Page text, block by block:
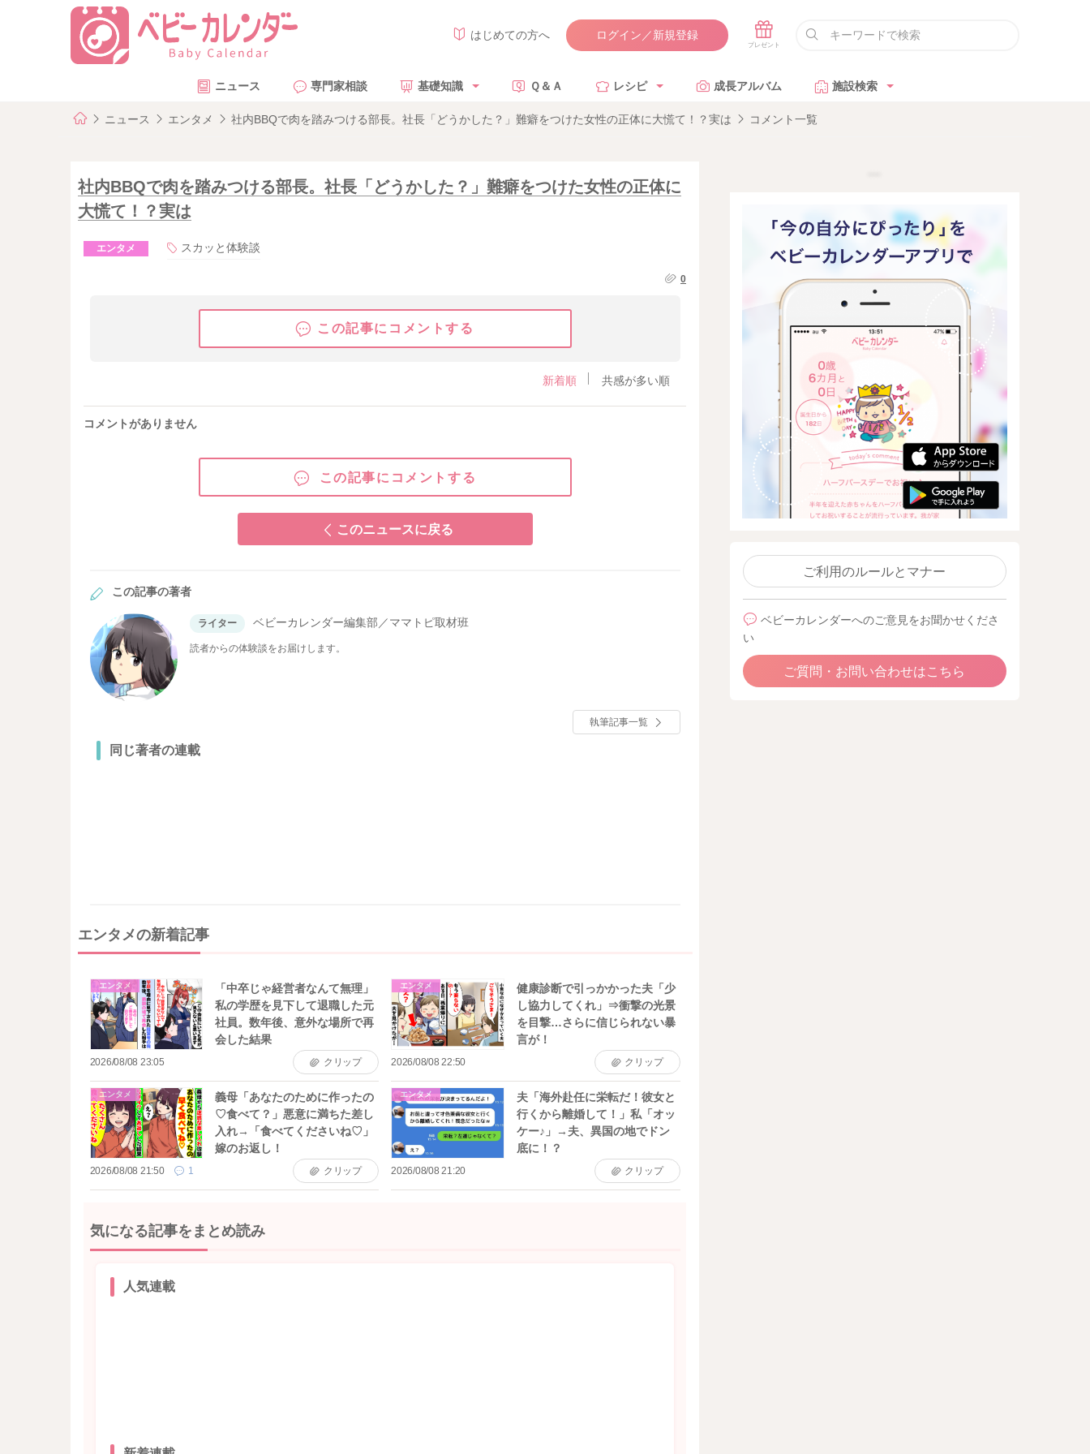
はじめての方へ ログイン／新規登録
ニュース 専門家相談 基礎知識 Ｑ＆Ａ レシピ 成長アルバム 施設検索
ニュース エンタメ 社内BBQで肉を踏みつける部長。社長「どうかした？」難癖をつけた女性の正体に大慌て！？実は コメント一覧
社内BBQで肉を踏みつける部長。社長「どうかした？」難癖をつけた女性の正体に
大慌て！？実は
エンタメ スカッと体験談
0
この記事にコメントする
新着順 共感が多い順
コメントがありません
この記事にコメントする
このニュースに戻る
この記事の著者
ライター ベビーカレンダー編集部／ママトピ取材班
読者からの体験談をお届けします。
執筆記事一覧
同じ著者の連載
エンタメの新着記事
エンタメ
「中卒じゃ経営者なんて無理」
私の学歴を見下して退職した元
社員。数年後、意外な場所で再
会した結果
2026/08/08 23:05 クリップ
エンタメ
健康診断で引っかかった夫「少
し協力してくれ」⇒衝撃の光景
を目撃…さらに信じられない暴
言が！
2026/08/08 22:50 クリップ
エンタメ
義母「あなたのために作ったの
♡食べて？」悪意に満ちた差し
入れ→「食べてくださいね♡」
嫁のお返し！
2026/08/08 21:50 1 クリップ
エンタメ
夫「海外赴任に栄転だ！彼女と
行くから離婚して！」私「オッ
ケー♪」→夫、異国の地でドン
底に！？
2026/08/08 21:20 クリップ
気になる記事をまとめ読み
人気連載
ご利用のルールとマナー
ベビーカレンダーへのご意見をお聞かせくださ
い
ご質問・お問い合わせはこちら